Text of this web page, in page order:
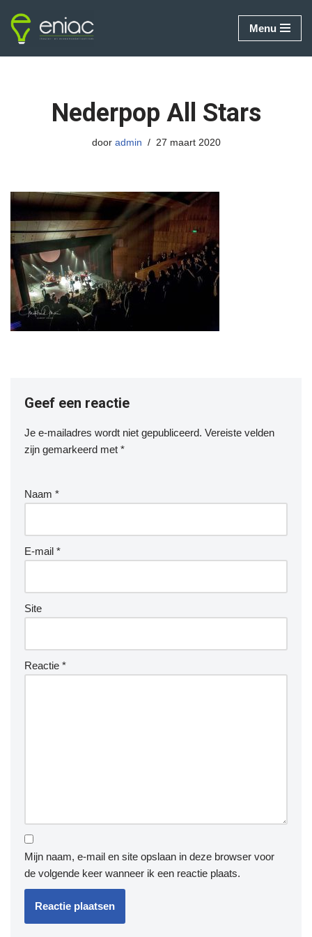
Ga
naar
Menu
Nederpop All Stars
door admin 27 maart 2020
Geef een reactie
Je e-mailadres wordt niet gepubliceerd. Vereiste velden
zijn gemarkeerd met *
Naam *
E-mail *
Site
Reactie *
Mijn naam, e-mail en site opslaan in deze browser voor
de volgende keer wanneer ik een reactie plaats.